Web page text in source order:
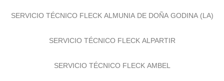
SERVICIO TÉCNICO FLECK ALMUNIA DE DOÑA GODINA (LA)
SERVICIO TÉCNICO FLECK ALPARTIR
SERVICIO TÉCNICO FLECK AMBEL